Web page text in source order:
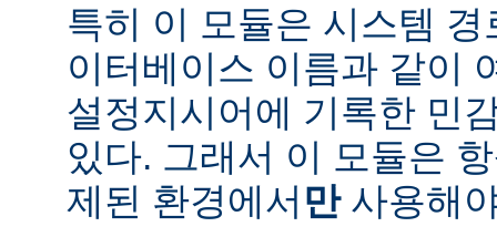
특히 이 모듈은 시스템
이터베이스 이름과 같이
설정지시어에 기록한 민
있다. 그래서 이 모듈은
제된 환경에서 만사용해